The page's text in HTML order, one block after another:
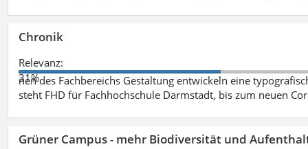
Chronik
Relevanz:
31%
nen des Fachbereichs Gestaltung entwickeln eine
steht FHD für Fachhochschule Darmstadt, bis zum neuen
Grüner Campus - mehr Biodiversität und